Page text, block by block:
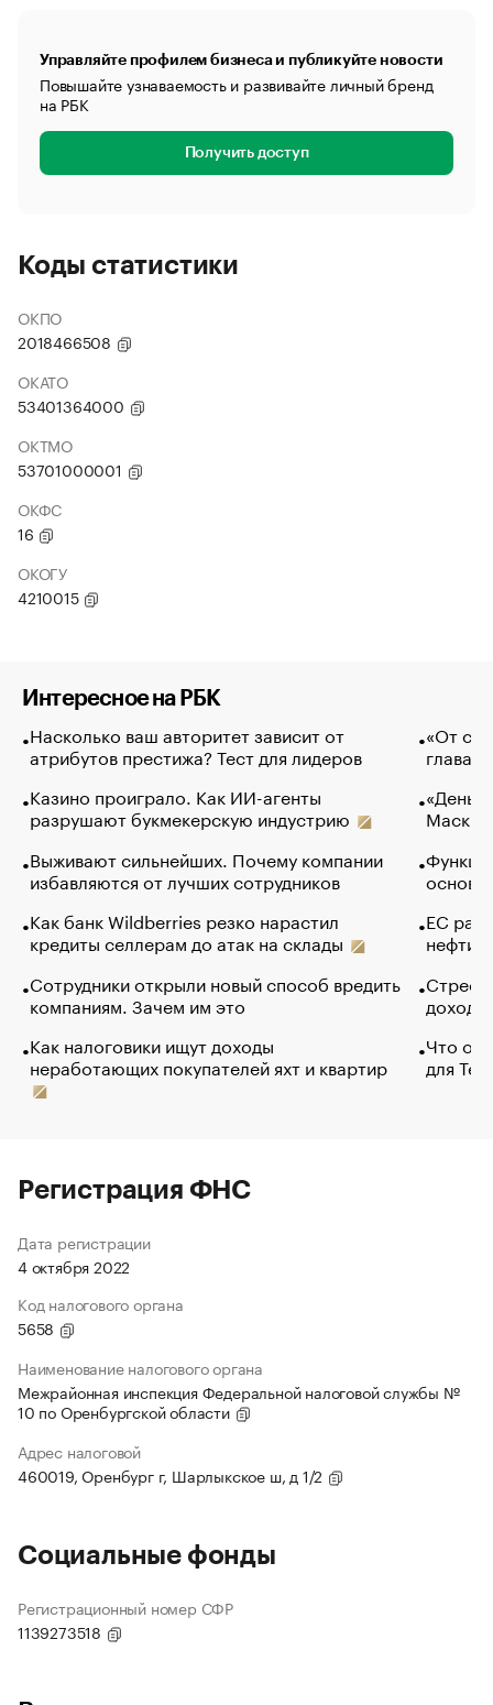
Управляйте профилем бизнеса и публикуйте новости
Повышайте узнаваемость и развивайте личный бренд
на РБК
Получить доступ
Коды статистики
ОКПО
2018466508
ОКАТО
53401364000
ОКТМО
53701000001
ОКФС
16
ОКОГУ
4210015
Интересное на РБК
Насколько ваш авторитет зависит от
атрибутов престижа? Тест для лидеров
Казино проиграло. Как ИИ-агенты
разрушают букмекерскую индустрию
Выживают сильнейших. Почему компании
избавляются от лучших сотрудников
Как банк Wildberries резко нарастил
кредиты селлерам до атак на склады
Сотрудники открыли новый способ вредить
компаниям. Зачем им это
Как налоговики ищут доходы
неработающих покупателей яхт и квартир
«От
глава
Маск в
основ
ЕС
нефти
Что
для
Регистрация ФНС
Дата регистрации
4 октября 2022
Код налогового органа
5658
Наименование налогового органа
Межрайонная инспекция Федеральной налоговой службы №
10 по Оренбургской области
Адрес налоговой
460019, Оренбург г, Шарлыкское ш, д 1/2
Социальные фонды
Регистрационный номер СФР
1139273518